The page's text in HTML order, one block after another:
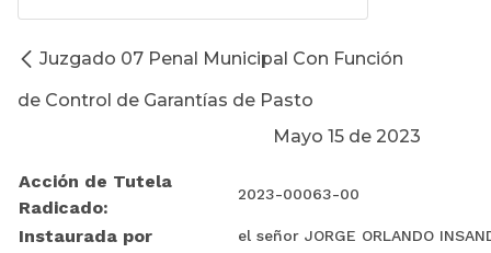
Juzgado 07 Penal Municipal Con Función
de Control de Garantías de Pasto
Mayo 15 de 2023
Acción de Tutela
Radicado:
2023-00063-00
Instaurada por el señor JORGE ORLANDO